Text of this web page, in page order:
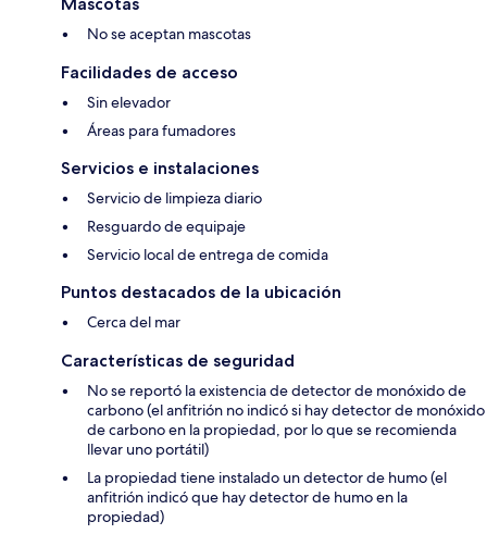
No se aceptan mascotas
Facilidades de acceso
Sin elevador
Áreas para fumadores
Servicios e instalaciones
Servicio de limpieza diario
Resguardo de equipaje
Servicio local de entrega de comida
Puntos destacados de la ubicación
Cerca del mar
Características de seguridad
No se reportó la existencia de detector de monóxido de
carbono (el anfitrión no indicó si hay detector de monóxido
de carbono en la propiedad, por lo que se recomienda
llevar uno portátil)
La propiedad tiene instalado un detector de humo (el
anfitrión indicó que hay detector de humo en la
propiedad)